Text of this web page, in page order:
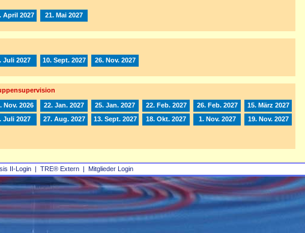
II‑Login | TRE® Extern | Mitglieder Login
April 2027 21. Mai 2027
Juli 2027 10. Sept. 2027 26. Nov. 2027
Nov. 2026 22. Jan. 2027 25. Jan. 2027 22. Feb. 2027 26. Feb. 2027
15. März 2027
Juli 2027 27. Aug. 2027 13. Sept. 2027 18. Okt. 2027 1. Nov. 2027
19. Nov. 2027